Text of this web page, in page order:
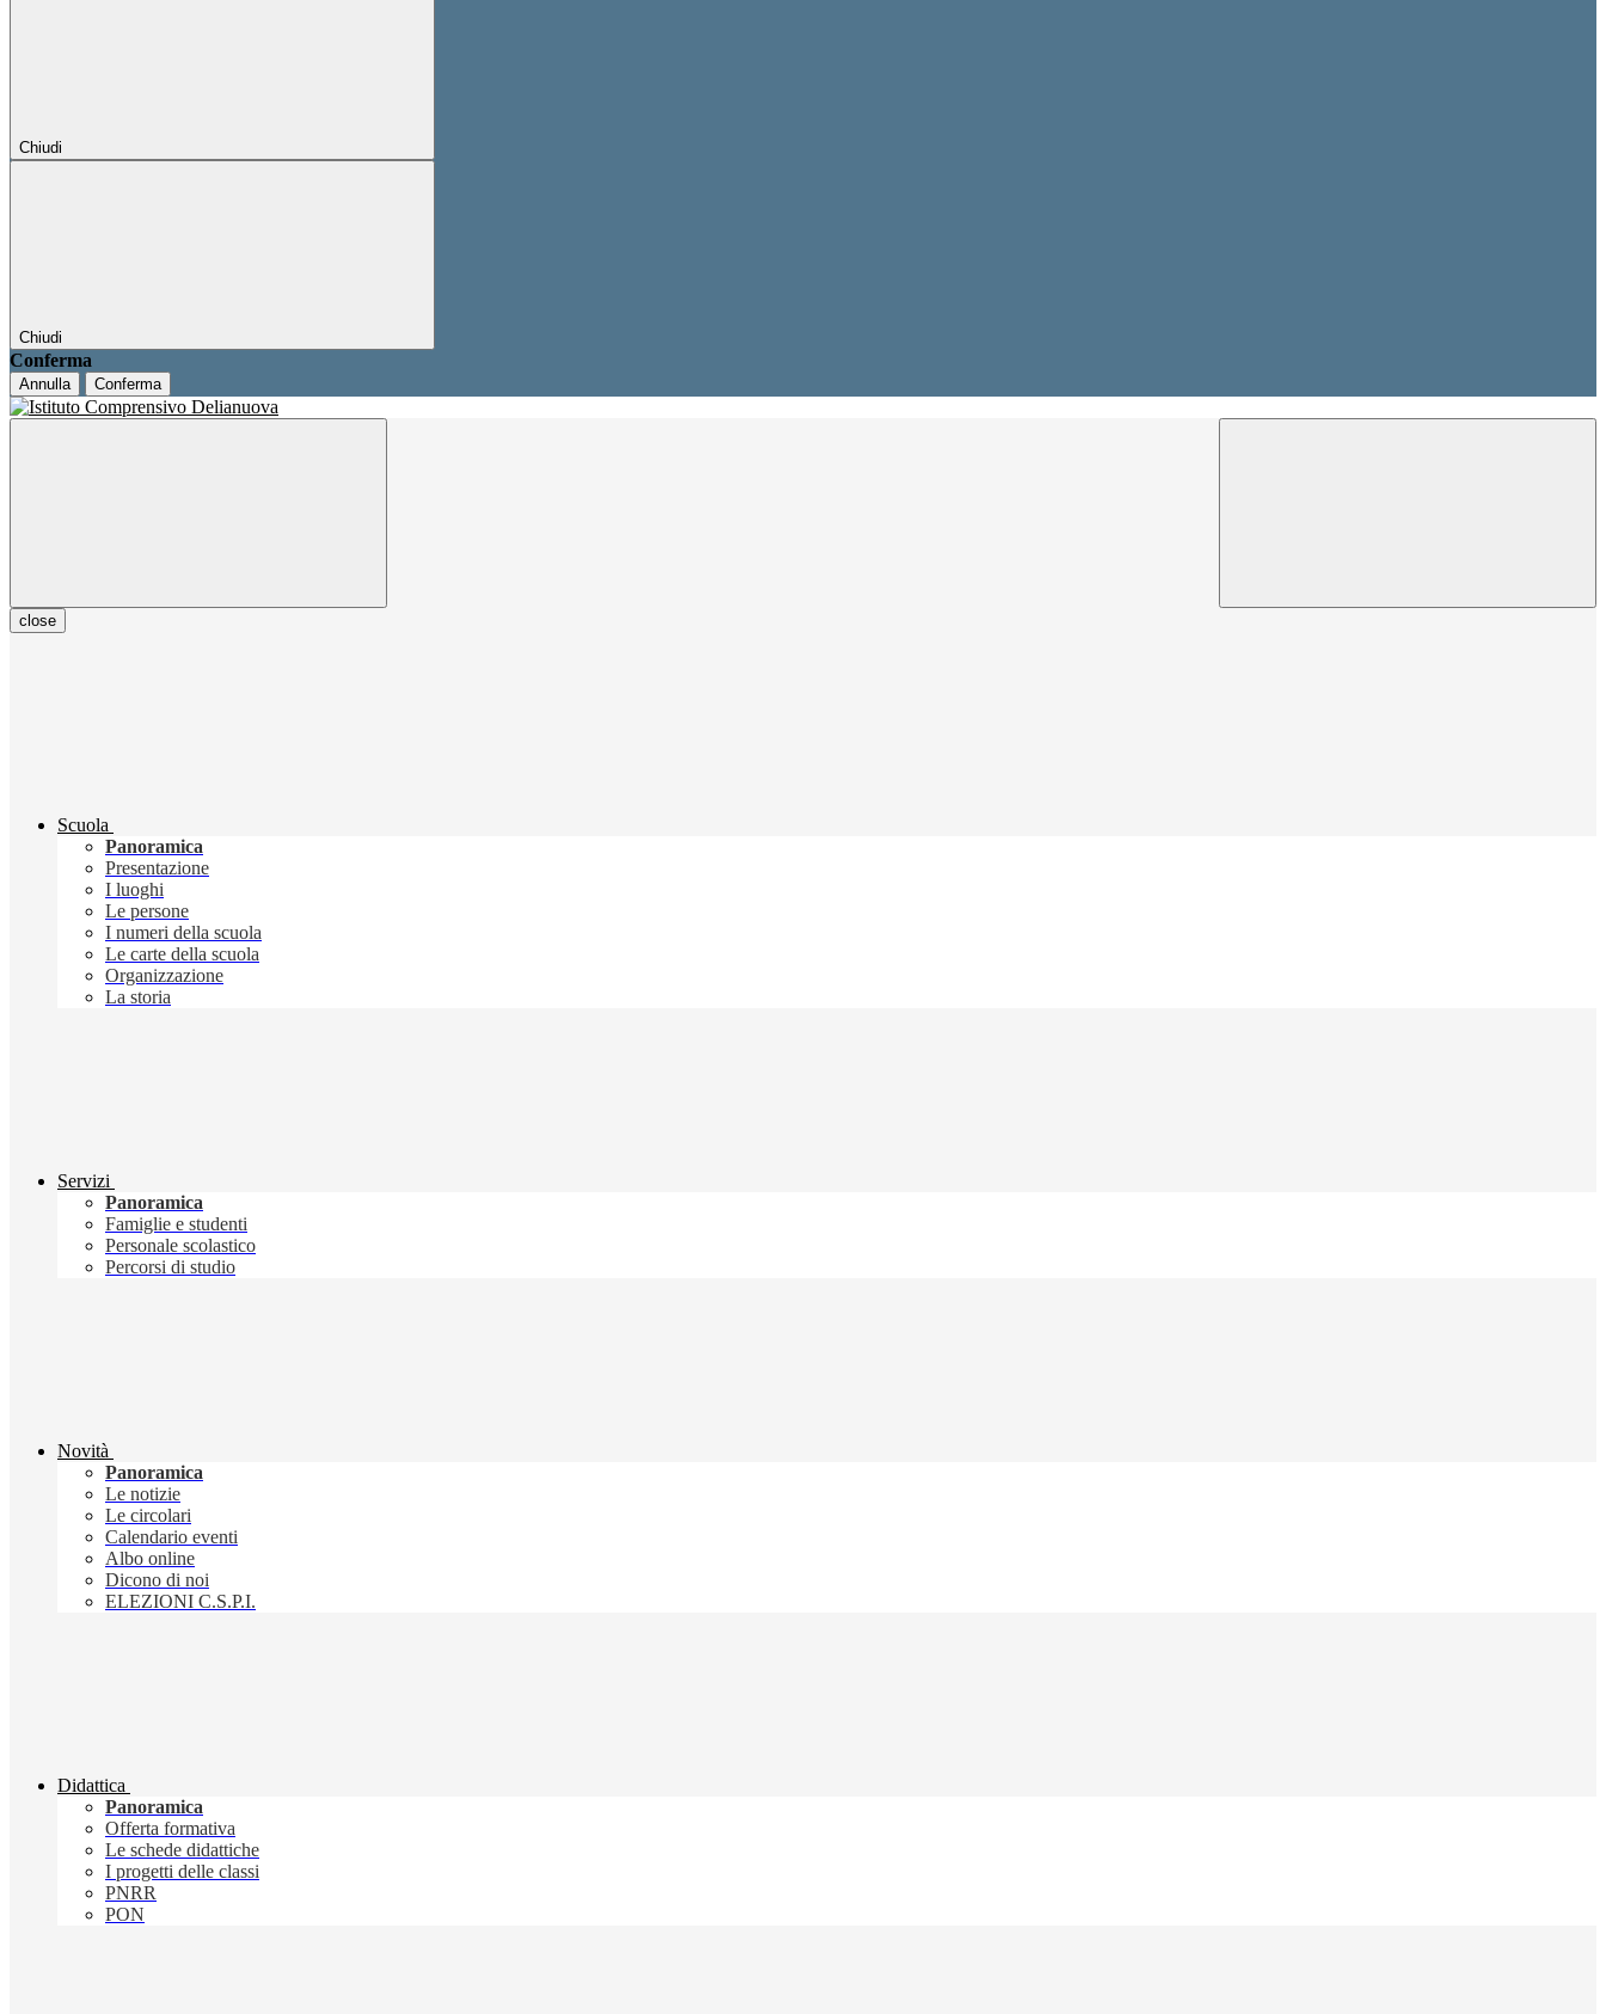
Chiudi
Chiudi
Conferma
Annulla Conferma
close
Scuola
Panoramica
Presentazione
I luoghi
Le persone
I numeri della scuola
Le carte della scuola
Organizzazione
La storia
Servizi
Panoramica
Famiglie e studenti
Personale scolastico
Percorsi di studio
Novità
Panoramica
Le notizie
Le circolari
Calendario eventi
Albo online
Dicono di noi
ELEZIONI C.S.P.I.
Didattica
Panoramica
Offerta formativa
Le schede didattiche
I progetti delle classi
PNRR
PON